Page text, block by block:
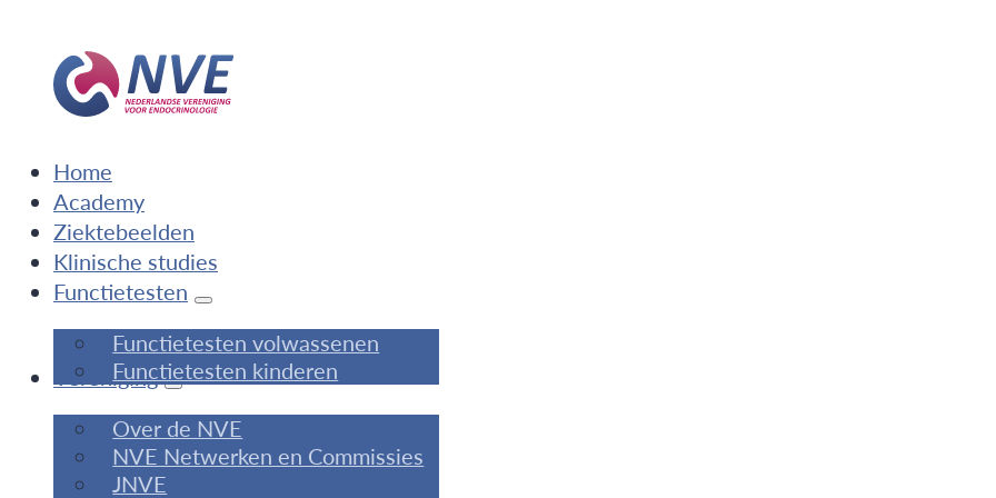
Home
Academy
Ziektebeelden
Klinische studies
Functietesten
Functietesten volwassenen
Functietesten kinderen
Vereniging
Over de NVE
NVE Netwerken en Commissies
JNVE